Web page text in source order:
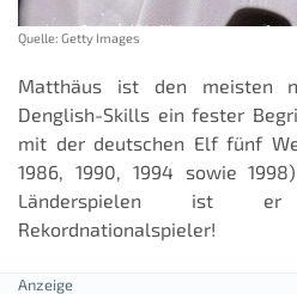
Quelle: Getty Images
Matthäus ist den meisten
Denglish-Skills ein fester
mit der deutschen Elf fünf
1986, 1990, 1994 sowie
Länderspielen ist
Rekordnationalspieler!